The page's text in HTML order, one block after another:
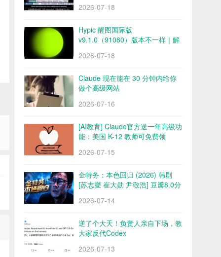
2026-07-18
Hypic 醒图国际版
v9.1.0（91080）版本不一样｜解
2026-07-18
Claude 现在能在 30 分钟内给你
做个高级网站
2026-07-16
[AI教育] Claude官方送一年高级功
能：美国 K-12 教师可免费领
2026-07-15
金特务：本色回归 (2026) 韩剧
[苏志燮 崔大勋 尹敬浩] 豆瓣8.0分
2026-07-14
逆了个大天！负责人亲自下场，教
大家反代Codex
2026-07-13